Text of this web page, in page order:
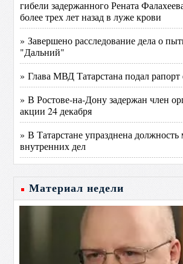
гибели задержанного Рената
более трех лет назад в луже крови
» Завершено расследование дела о
"Дальний"
» Глава МВД Татарстана подал рапорт
» В Ростове-на-Дону задержан член
акции 24 декабря
» В Татарстане упразднена должность
внутренних дел
Материал недели